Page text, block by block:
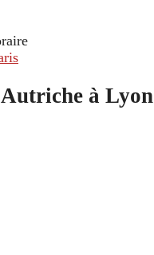
à Lyon